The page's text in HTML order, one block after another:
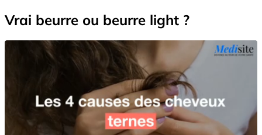
Vrai beurre ou beurre light ?